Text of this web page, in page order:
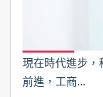
現在時代進步，
前進，工商...